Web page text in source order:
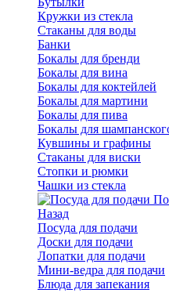
Кружки из стекла
Стаканы для воды
Банки
Бокалы для бренди
Бокалы для вина
Бокалы для коктейлей
Бокалы для мартини
Бокалы для пива
Бокалы для
Кувшины и графины
Стаканы для виски
Стопки и рюмки
Чашки из стекла
Назад
Посуда для подачи
Доски для подачи
Лопатки для подачи
Мини-ведра для подачи
Блюда для запекания